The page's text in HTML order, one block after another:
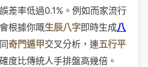
差率低過0.1%。例如而家流行
根據你嘅生辰八字即時生成八
同奇門遁甲交叉分析，連五行平
度比傳統人手排盤高幾倍。